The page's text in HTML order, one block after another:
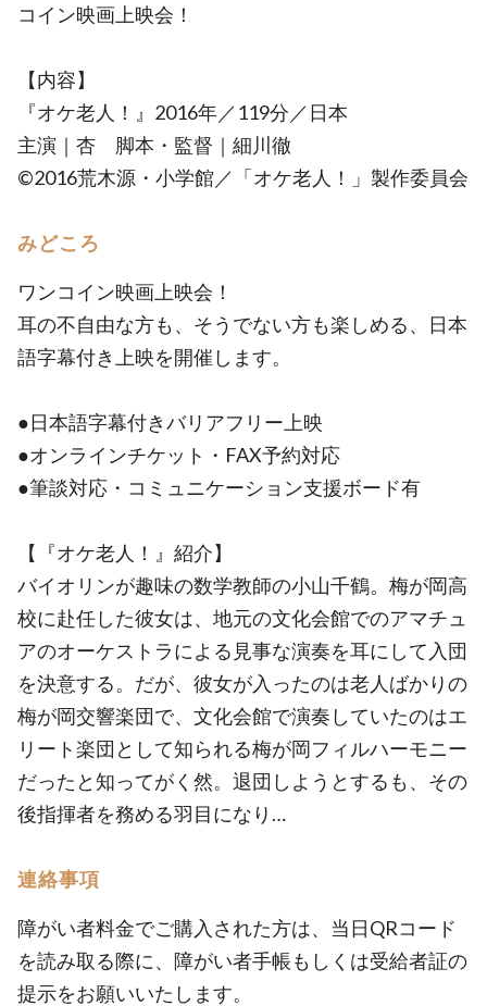
コイン映画上映会！
【内容】
『オケ老人！』2016年／119分／日本
主演｜杏 脚本・監督｜細川徹
©2016荒木源・小学館／「オケ老人！」製作委員会
みどころ
ワンコイン映画上映会！
耳の不自由な方も、そうでない方も楽しめる、日本
語字幕付き上映を開催します。
●日本語字幕付きバリアフリー上映
●オンラインチケット・FAX予約対応
●筆談対応・コミュニケーション支援ボード有
【『オケ老人！』紹介】
バイオリンが趣味の数学教師の小山千鶴。梅が岡高
校に赴任した彼女は、地元の文化会館でのアマチュ
アのオーケストラによる見事な演奏を耳にして入団
を決意する。だが、彼女が入ったのは老人ばかりの
梅が岡交響楽団で、文化会館で演奏していたのはエ
リート楽団として知られる梅が岡フィルハーモニー
だったと知ってがく然。退団しようとするも、その
後指揮者を務める羽目になり…
連絡事項
障がい者料金でご購入された方は、当日QRコード
を読み取る際に、障がい者手帳もしくは受給者証の
提示をお願いいたします。